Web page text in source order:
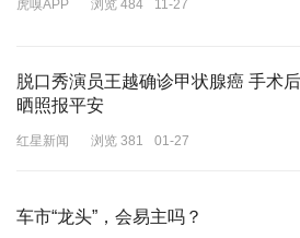
虎嗅APP 浏览 484 11-27
脱口秀演员王越确诊甲状腺癌 手术后
晒照报平安
红星新闻 浏览 381 01-27
车市“龙头”，会易主吗？